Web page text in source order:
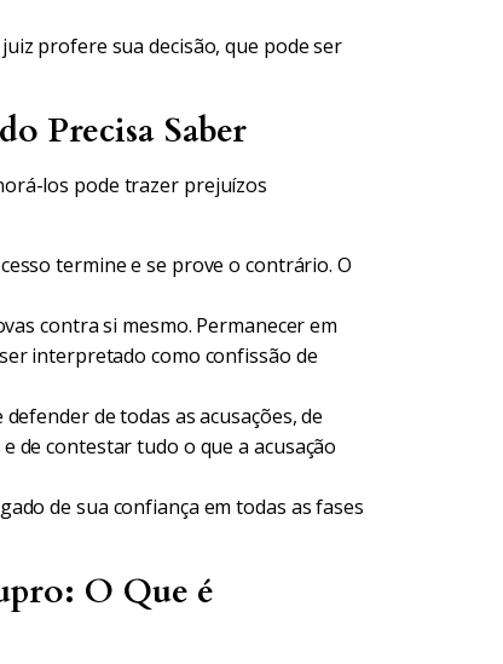
profere sua decisão, que pode ser
Precisa Saber
los pode trazer prejuízos
termine e se prove o contrário. O
contra si mesmo. Permanecer em
interpretado como confissão de
de todas as acusações, de
de contestar tudo o que a acusação
de sua confiança em todas as fases
O Que é